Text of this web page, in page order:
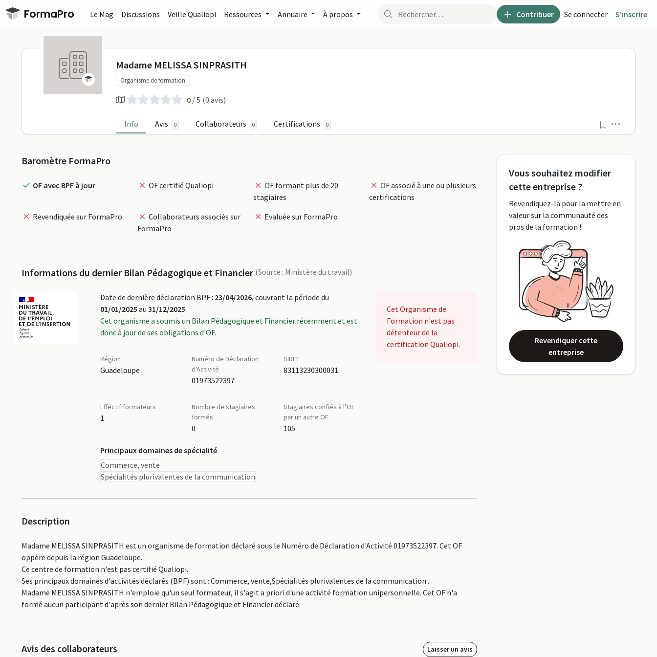
Passer au contenu principal
FormaPro Contribuer Se connecter S’inscrire
Le Mag Discussions Veille Qualiopi Ressources Annuaire À propos
Madame MELISSA SINPRASITH sur FormaPro
Madame MELISSA SINPRASITH
Organisme de formation
0 / 5 (0 avis)
Info Avis 0 Collaborateurs 0 Certifications 0
Profil
Baromètre FormaPro
OF avec BPF à jour OF certifié Qualiopi
OF formant plus de 20
stagiaires
OF associé à une ou plusieurs
certifications
Revendiquée sur FormaPro
Collaborateurs associés sur
FormaPro
Evaluée sur FormaPro
Informations du dernier Bilan Pédagogique et Financier (Source : Ministère du travail)
Date de dernière déclaration BPF : 23/04/2026, couvrant la période du
01/01/2025 au 31/12/2025.
Cet organisme a soumis un Bilan Pédagogique et Financier récemment et est
donc à jour de ses obligations d'OF.
Région
Guadeloupe
Numéro de Déclaration
d'Activité
01973522397
SIRET
83113230300031
Effectif formateurs
1
Nombre de stagiaires
formés
0
Stagiaires confiés à l’OF
par un autre OF
105
Principaux domaines de spécialité
Commerce, vente
Spécialités plurivalentes de la communication
Cet Organisme de
Formation n'est pas
détenteur de la
certification Qualiopi.
Description
Madame MELISSA SINPRASITH est un organisme de formation déclaré sous le Numéro de Déclaration d'Activité 01973522397. Cet OF
oppère depuis la région Guadeloupe.
Ce centre de formation n'est pas certifié Qualiopi.
Ses principaux domaines d'activités déclarés (BPF) sont : Commerce, vente,Spécialités plurivalentes de la communication .
Madame MELISSA SINPRASITH n'emploie qu'un seul formateur, il s'agit a priori d'une activité formation unipersonnelle. Cet OF n'a
formé aucun participant d'après son dernier Bilan Pédagogique et Financier déclaré.
Avis des collaborateurs Laisser un avis
Vous souhaitez modifier
cette entreprise ?
Revendiquez-la pour la mettre en
valeur sur la communauté des
pros de la formation !
Revendiquer cette
entreprise